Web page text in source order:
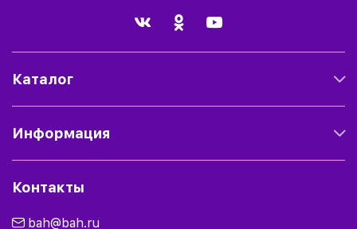
Каталог
Информация
Контакты
bah@bah.ru